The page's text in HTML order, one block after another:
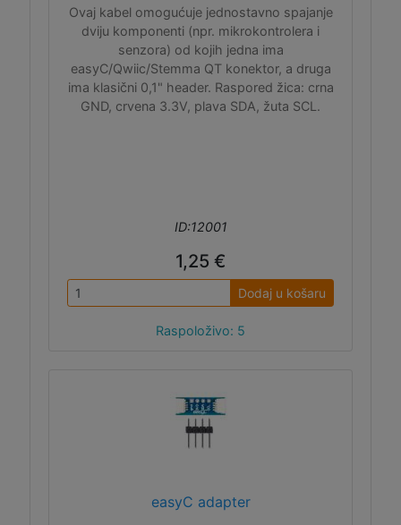
Ovaj kabel omogućuje jednostavno spajanje
dviju komponenti (npr. mikrokontrolera i
senzora) od kojih jedna ima
easyC/Qwiic/Stemma QT konektor, a druga
ima klasični 0,1" header. Raspored žica: crna
GND, crvena 3.3V, plava SDA, žuta SCL.
ID:12001
1,25 €
Dodaj u košaru
Raspoloživo: 5
easyC adapter